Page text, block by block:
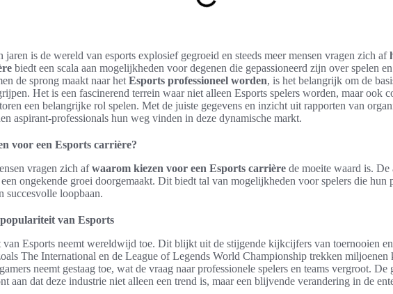
jaren is de wereld van esports explosief gegroeid en steeds meer mensen vragen zich af
biedt een scala aan mogelijkheden voor degenen die gepassioneerd zijn over spelen
de sprong maakt naar het Esports professioneel worden, is het belangrijk om de
Het is een fascinerend terrein waar niet alleen Esports spelers worden, maar ook
een belangrijke rol spelen. Met de juiste gegevens en inzicht uit rapporten van
aspirant-professionals hun weg vinden in deze dynamische markt.
voor een Esports carrière?
vragen zich afwaarom kiezen voor een Esports carrière de moeite waard is. De
ongekende groei doorgemaakt. Dit biedt tal van mogelijkheden voor spelers die hun
succesvolle loopbaan.
van Esports
Esports neemt wereldwijd toe. Dit blijkt uit de stijgende kijkcijfers van toernooien
The International en de League of Legends World Championship trekken miljoenen
neemt gestaag toe, wat de vraag naar professionele spelers en teams vergroot. De
aan dat deze industrie niet alleen een trend is, maar een blijvende verandering in de